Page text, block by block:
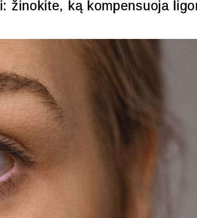
žinokite, ką kompensuoja